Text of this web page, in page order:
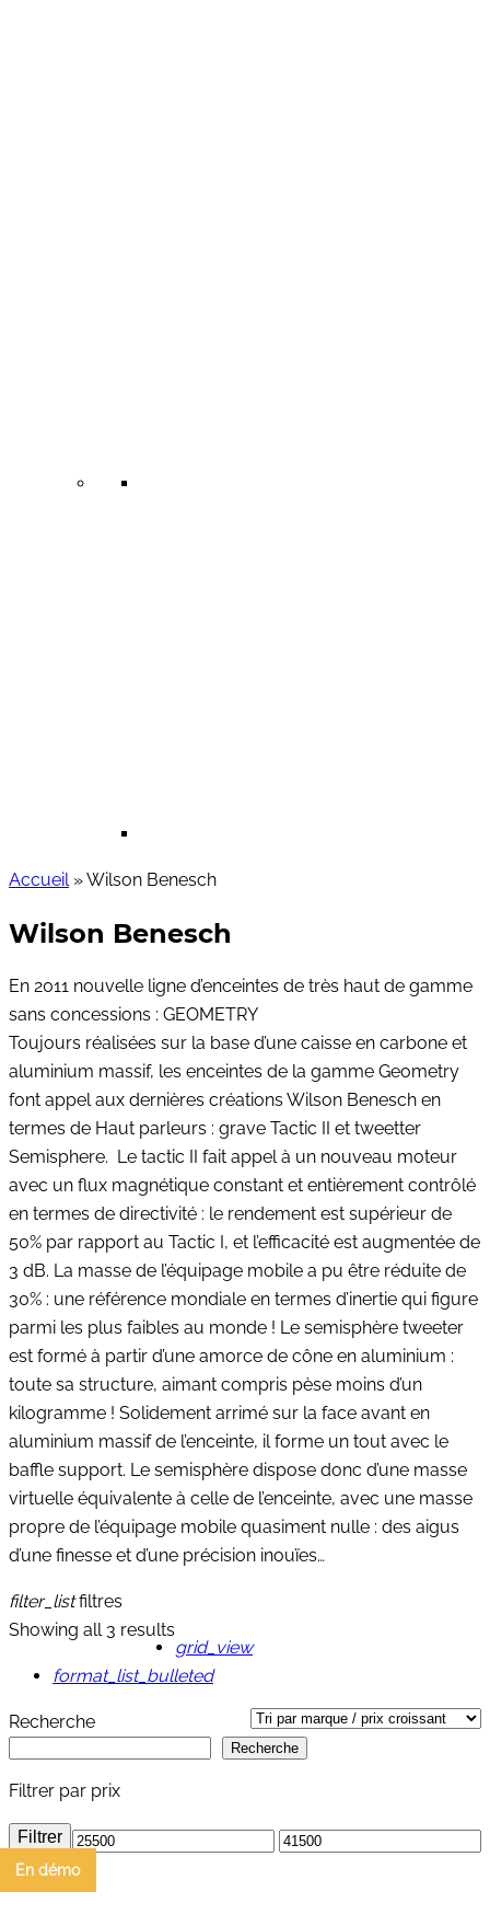
Accueil»Wilson Benesch
Wilson Benesch
En 2011 nouvelle ligne d’enceintes de très haut de gamme
sans concessions : GEOMETRY
Toujours réalisées sur la base d’une caisse en carbone et
aluminium massif, les enceintes de la gamme Geometry
font appel aux dernières créations Wilson Benesch en
termes de Haut parleurs : grave Tactic II et tweetter
Semisphere. Le tactic II fait appel à un nouveau moteur
avec un flux magnétique constant et entièrement contrôlé
en termes de directivité : le rendement est supérieur de
50% par rapport au Tactic I, et l’efficacité est augmentée de
3 dB. La masse de l’équipage mobile a pu être réduite de
30% : une référence mondiale en termes d’inertie qui figure
parmi les plus faibles au monde ! Le semisphère tweeter
est formé à partir d’une amorce de cône en aluminium :
toute sa structure, aimant compris pèse moins d’un
kilogramme ! Solidement arrimé sur la face avant en
aluminium massif de l’enceinte, il forme un tout avec le
baffle support. Le semisphère dispose donc d’une masse
virtuelle équivalente à celle de l’enceinte, avec une masse
propre de l’équipage mobile quasiment nulle : des aigus
d’une finesse et d’une précision inouïes…
filter_list filtres
Showing all 3 results
grid_view
format_list_bulleted
Recherche
Recherche
Filtrer par prix
Prix
min
Prix
Filtrer
En démo